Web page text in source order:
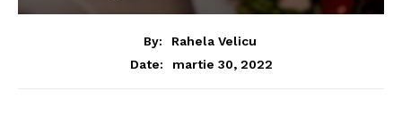
By:
Rahela Velicu
Date:
martie 30, 2022